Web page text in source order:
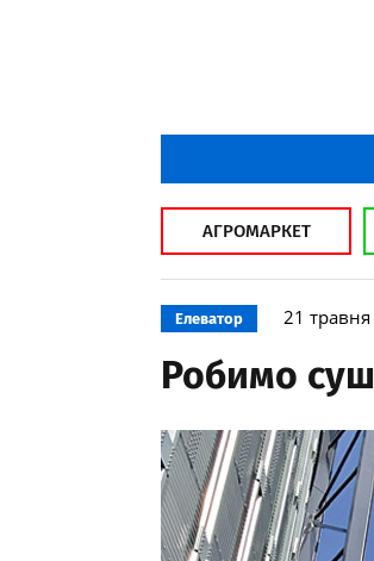
АГРОМАРКЕТ
Елеватор 21
Робимо